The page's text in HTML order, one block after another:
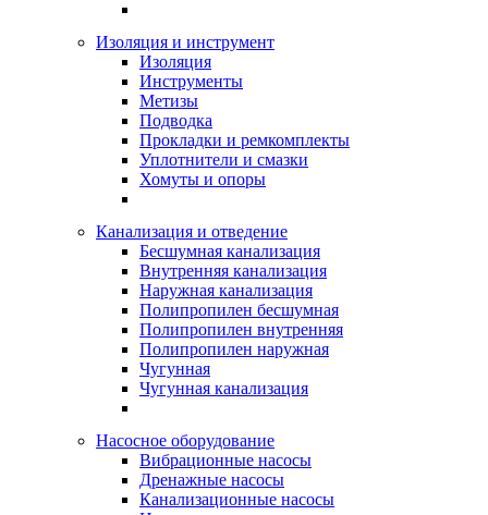
Изоляция и инструмент
Изоляция
Инструменты
Метизы
Подводка
Прокладки и ремкомплекты
Уплотнители и смазки
Хомуты и опоры
Канализация и отведение
Бесшумная канализация
Внутренняя канализация
Наружная канализация
Полипропилен бесшумная
Полипропилен внутренняя
Полипропилен наружная
Чугунная
Чугунная канализация
Насосное оборудование
Вибрационные насосы
Дренажные насосы
Канализационные насосы